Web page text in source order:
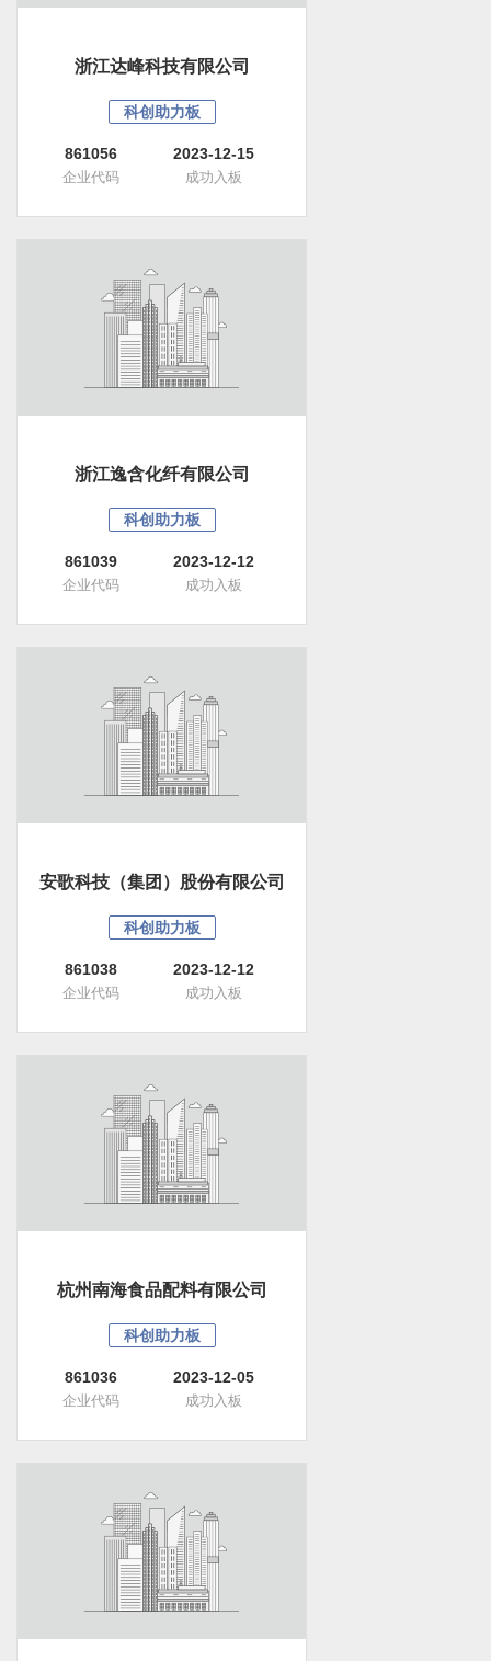
浙江达峰科技有限公司
科创助力板
861056
企业代码
2023-12-15
成功入板
浙江逸含化纤有限公司
科创助力板
861039
企业代码
2023-12-12
成功入板
安歌科技（集团）股份有限公司
科创助力板
861038
企业代码
2023-12-12
成功入板
杭州南海食品配料有限公司
科创助力板
861036
企业代码
2023-12-05
成功入板